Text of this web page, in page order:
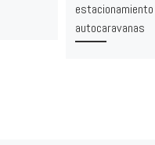
autocaravanas